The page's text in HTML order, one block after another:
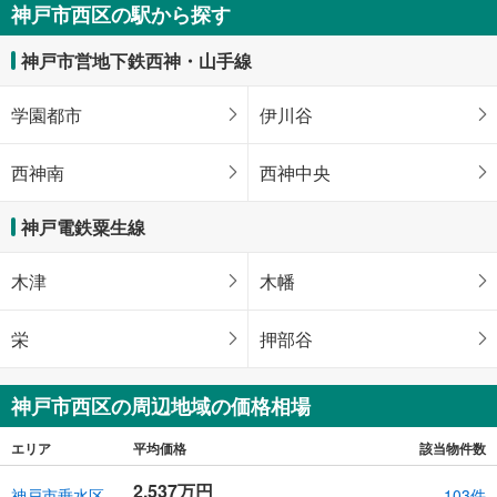
神戸市西区の駅から探す
神戸市営地下鉄西神・山手線
学園都市 伊川谷
西神南 西神中央
神戸電鉄粟生線
木津 木幡
栄 押部谷
神戸市西区の周辺地域の価格相場
エリア 平均価格 該当物件数
2,537万円